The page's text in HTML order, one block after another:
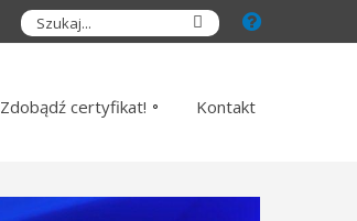
Zdobądź certyfikat! Kontakt